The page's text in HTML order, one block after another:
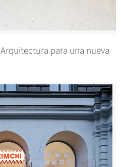
Arquitectura para una nueva